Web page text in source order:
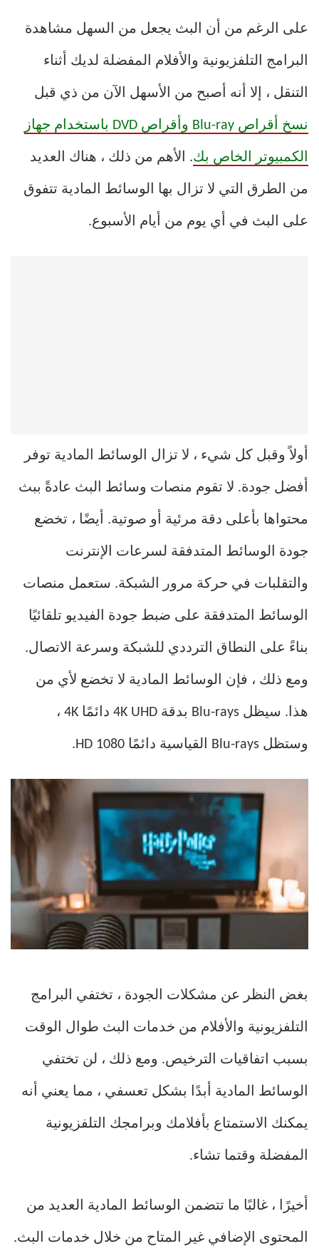
على الرغم من أن البث يجعل من السهل مشاهدة
البرامج التلفزيونية والأفلام المفضلة لديك أثناء
التنقل ، إلا أنه أصبح من الأسهل الآن من ذي قبل
نسخ أقراص Blu-ray وأقراص DVD باستخدام جهاز
الكمبيوتر الخاص بك. الأهم من ذلك ، هناك العديد
من الطرق التي لا تزال بها الوسائط المادية تتفوق
على البث في أي يوم من أيام الأسبوع.
أولاً وقبل كل شيء ، لا تزال الوسائط المادية توفر
أفضل جودة. لا تقوم منصات وسائط البث عادةً ببث
محتواها بأعلى دقة مرئية أو صوتية. أيضًا ، تخضع
جودة الوسائط المتدفقة لسرعات الإنترنت
والتقلبات في حركة مرور الشبكة. ستعمل منصات
الوسائط المتدفقة على ضبط جودة الفيديو تلقائيًا
بناءً على النطاق الترددي للشبكة وسرعة الاتصال.
ومع ذلك ، فإن الوسائط المادية لا تخضع لأي من
هذا. سيظل Blu-rays بدقة 4K UHD دائمًا 4K ،
وستظل Blu-rays القياسية دائمًا 1080 HD.
بغض النظر عن مشكلات الجودة ، تختفي البرامج
التلفزيونية والأفلام من خدمات البث طوال الوقت
بسبب اتفاقيات الترخيص. ومع ذلك ، لن تختفي
الوسائط المادية أبدًا بشكل تعسفي ، مما يعني أنه
يمكنك الاستمتاع بأفلامك وبرامجك التلفزيونية
المفضلة وقتما تشاء.
أخيرًا ، غالبًا ما تتضمن الوسائط المادية العديد من
المحتوى الإضافي غير المتاح من خلال خدمات البث.